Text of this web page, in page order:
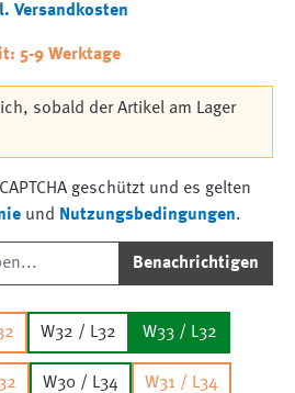
Versandkosten
5-9 Werktage
sobald der Artikel am Lager
geschützt und es gelten
und Nutzungsbedingungen.
Benachrichtigen
W32 / L32 W33 / L32
W30 / L34 W31 / L34